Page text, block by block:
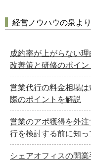
経営ノウハウの泉よ
成約率が上がらない
改善策と研修のポイ
営業代行の料金相場
際のポイントを解説
営業のアポ獲得を外
行を検討する前に知
シェアオフィスの開